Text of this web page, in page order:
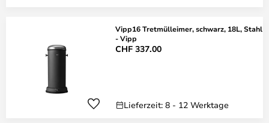
Vipp16 Tretmülleimer, schwarz, 18L, Stahl
- Vipp
CHF 337.00
Lieferzeit: 8 - 12 Werktage